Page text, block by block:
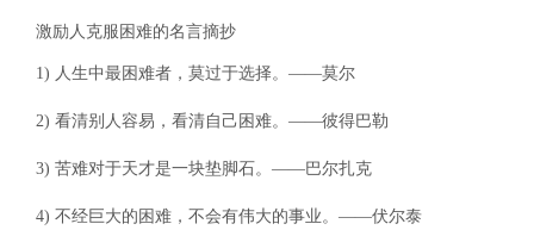
激励人克服困难的名言摘抄
1) 人生中最困难者，莫过于选择。——莫尔
2) 看清别人容易，看清自己困难。——彼得巴勒
3) 苦难对于天才是一块垫脚石。——巴尔扎克
4) 不经巨大的困难，不会有伟大的事业。——伏尔泰